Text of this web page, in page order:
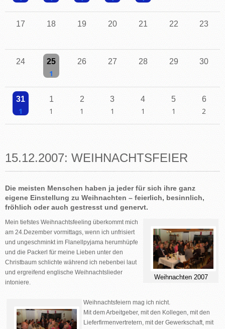
17 18 19 20 21 22 23
24 25 26 27 28 29 30
31 1 2 3 4 5 6
15.12.2007: WEIHNACHTSFEIER
Die meisten Menschen haben ja jeder für sich ihre ganz
eigene Einstellung zu Weihnachten – feierlich, besinnlich,
fröhlich oder auch gestresst und genervt.
Weihnachten 2007
Mein tiefstes Weihnachtsfeeling überkommt mich
am 24.Dezember vormittags, wenn ich unfrisiert
und ungeschminkt im Flanellpyjama herumhüpfe
und die Packerl für meine Lieben unter den
Christbaum schlichte während ich nebenbei laut
und ergreifend englische Weihnachtslieder
intoniere.
Weihnachtsfeiern mag ich nicht.
Mit dem Arbeitgeber, mit den Kollegen, mit den
Lieferfirmenvertretern, mit der Gewerkschaft, mit